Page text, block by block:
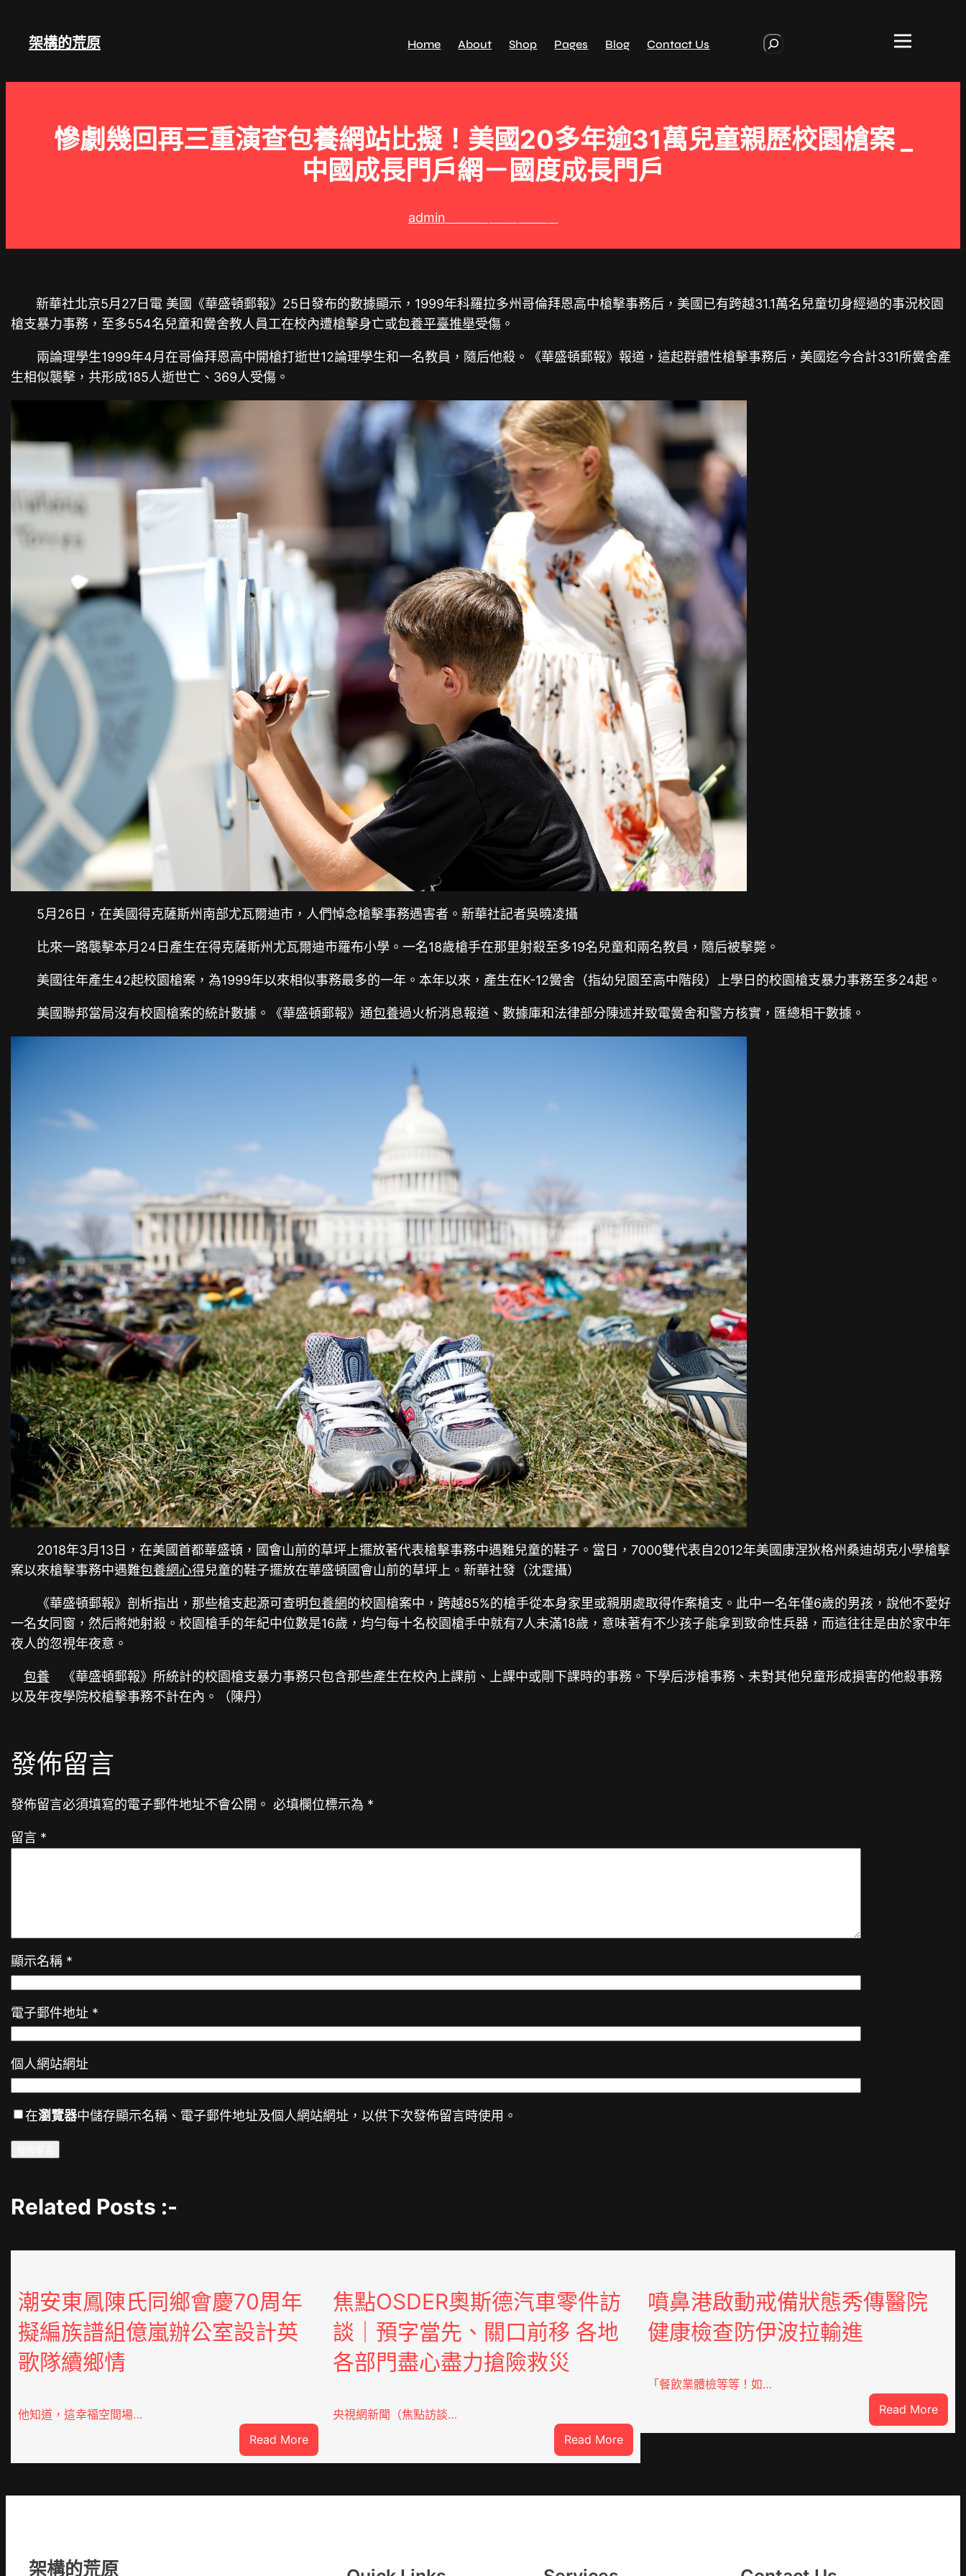
架構的荒原 Home About Shop Pages Blog Contact Us
r
慘劇幾回再三重演查包養網站比擬！美國20多年逾31萬兒童親歷校園槍案 _
中國成長門戶網－國度成長門戶
admin
新華社北京5月27日電 美國《華盛頓郵報》25日發布的數據顯示，1999年科羅拉多州哥倫拜恩高中槍擊事務后，美國已有跨越31.1萬名兒童切身經過的事況校園
槍支暴力事務，至多554名兒童和黌舍教人員工在校內遭槍擊身亡或包養平臺推舉受傷。
兩論理學生1999年4月在哥倫拜恩高中開槍打逝世12論理學生和一名教員，隨后他殺。《華盛頓郵報》報道，這起群體性槍擊事務后，美國迄今合計331所黌舍產
生相似襲擊，共形成185人逝世亡、369人受傷。
5月26日，在美國得克薩斯州南部尤瓦爾迪市，人們悼念槍擊事務遇害者。新華社記者吳曉凌攝
比來一路襲擊本月24日產生在得克薩斯州尤瓦爾迪市羅布小學。一名18歲槍手在那里射殺至多19名兒童和兩名教員，隨后被擊斃。
美國往年產生42起校園槍案，為1999年以來相似事務最多的一年。本年以來，產生在K-12黌舍（指幼兒園至高中階段）上學日的校園槍支暴力事務至多24起。
美國聯邦當局沒有校園槍案的統計數據。《華盛頓郵報》通包養過火析消息報道、數據庫和法律部分陳述并致電黌舍和警方核實，匯總相干數據。
2018年3月13日，在美國首都華盛頓，國會山前的草坪上擺放著代表槍擊事務中遇難兒童的鞋子。當日，7000雙代表自2012年美國康涅狄格州桑迪胡克小學槍擊
案以來槍擊事務中遇難包養網心得兒童的鞋子擺放在華盛頓國會山前的草坪上。新華社發（沈霆攝）
《華盛頓郵報》剖析指出，那些槍支起源可查明包養網的校園槍案中，跨越85%的槍手從本身家里或親朋處取得作案槍支。此中一名年僅6歲的男孩，說他不愛好
一名女同窗，然后將她射殺。校園槍手的年紀中位數是16歲，均勻每十名校園槍手中就有7人未滿18歲，意味著有不少孩子能拿到致命性兵器，而這往往是由於家中年
夜人的忽視年夜意。
包養 《華盛頓郵報》所統計的校園槍支暴力事務只包含那些產生在校內上課前、上課中或剛下課時的事務。下學后涉槍事務、未對其他兒童形成損害的他殺事務
以及年夜學院校槍擊事務不計在內。（陳丹）
發佈留言
發佈留言必須填寫的電子郵件地址不會公開。 必填欄位標示為 *
留言 *
顯示名稱 *
電子郵件地址 *
個人網站網址
在瀏覽器中儲存顯示名稱、電子郵件地址及個人網站網址，以供下次發佈留言時使用。
Related Posts :-
潮安東鳳陳氏同鄉會慶70周年
擬編族譜組億嵐辦公室設計英
歌隊續鄉情
他知道，這幸福空間場…
Read More:
潮
東
焦點OSDER奧斯德汽車零件訪
談｜預字當先、關口前移 各地
各部門盡心盡力搶險救災
央視網新聞（焦點訪談…
Read More:
焦
OSDER
噴鼻港啟動戒備狀態秀傳醫院
健康檢查防伊波拉輸進
「餐飲業體檢等等！如…
Read More:
噴
動
架構的荒原